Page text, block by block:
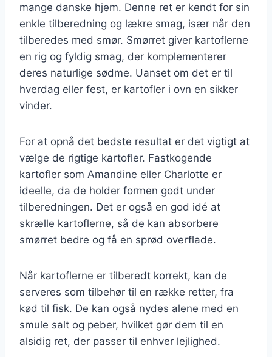
mange danske hjem. Denne ret er kendt for sin
enkle tilberedning og lækre smag, især når den
tilberedes med smør. Smørret giver kartoflerne
en rig og fyldig smag, der komplementerer
deres naturlige sødme. Uanset om det er til
hverdag eller fest, er kartofler i ovn en sikker
vinder.
For at opnå det bedste resultat er det vigtigt at
vælge de rigtige kartofler. Fastkogende
kartofler som Amandine eller Charlotte er
ideelle, da de holder formen godt under
tilberedningen. Det er også en god idé at
skrælle kartoflerne, så de kan absorbere
smørret bedre og få en sprød overflade.
Når kartoflerne er tilberedt korrekt, kan de
serveres som tilbehør til en række retter, fra
kød til fisk. De kan også nydes alene med en
smule salt og peber, hvilket gør dem til en
alsidig ret, der passer til enhver lejlighed.